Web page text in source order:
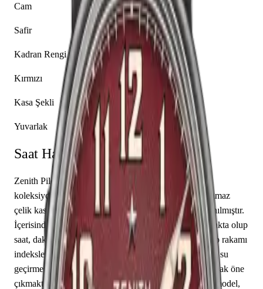
Cam
Safir
Kadran Rengi
Kırmızı
Kasa Şekli
Yuvarlak
Saat Hakkında
Zenith Pilot 11.1941.679/94.C814, markanın Pilot
koleksiyonuna ait bir kol saati modelidir. Saatin paslanmaz
çelik kasası 40.00 mm çapa sahip olup safir cam kullanılmıştır.
İçerisinde Zenith caliber Elite 679 mekanizma yer almakta olup
saat, dakika sunmaktadır. Kırmızı kadranı üzerinde arap rakamı
indeksler yer almaktadır. Teknik detaylarında 100.00 m su
geçirmezlik, 12.95 mm kasa yüksekliği, kapalı arka kapak öne
çıkmaktadır. Sınırlı üretim olarak piyasaya sunulan bu model,